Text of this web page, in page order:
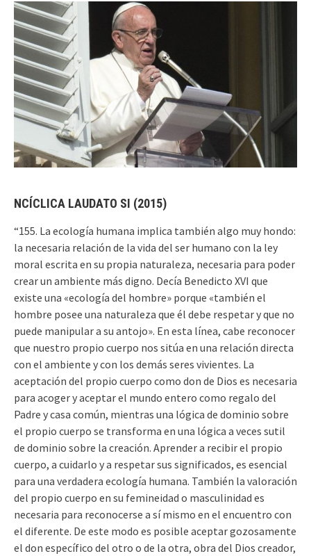
NCÍCLICA LAUDATO SI (2015)
“155. La ecología humana implica también algo muy hondo:
la necesaria relación de la vida del ser humano con la ley
moral escrita en su propia naturaleza, necesaria para poder
crear un ambiente más digno. Decía Benedicto XVI que
existe una «ecología del hombre» porque «también el
hombre posee una naturaleza que él debe respetar y que no
puede manipular a su antojo». En esta línea, cabe reconocer
que nuestro propio cuerpo nos sitúa en una relación directa
con el ambiente y con los demás seres vivientes. La
aceptación del propio cuerpo como don de Dios es necesaria
para acoger y aceptar el mundo entero como regalo del
Padre y casa común, mientras una lógica de dominio sobre
el propio cuerpo se transforma en una lógica a veces sutil
de dominio sobre la creación. Aprender a recibir el propio
cuerpo, a cuidarlo y a respetar sus significados, es esencial
para una verdadera ecología humana. También la valoración
del propio cuerpo en su femineidad o masculinidad es
necesaria para reconocerse a sí mismo en el encuentro con
el diferente. De este modo es posible aceptar gozosamente
el don específico del otro o de la otra, obra del Dios creador,